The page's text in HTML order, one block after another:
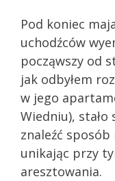
Pod koniec
uchodźców
począwszy od
jak odbyłem
w jego
Wiedniu),
znaleźć
unikając przy
aresztowania.